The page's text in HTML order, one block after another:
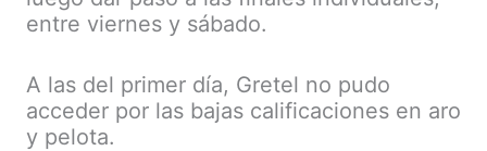
entre viernes y sábado.
A las del primer día, Gretel no pudo
acceder por las bajas calificaciones en aro
y pelota.